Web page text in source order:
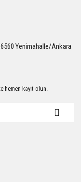
Yenimahalle/Ankara
hemen kayıt olun.